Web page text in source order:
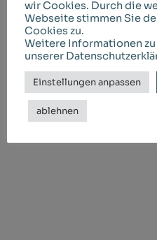
NLP – Neuro
Weiterlesen
wir Cookies. Durch die
Webseite stimmen Sie
Cookies zu.
Weitere Informationen
unserer
Einstellungen anpassen
ablehnen